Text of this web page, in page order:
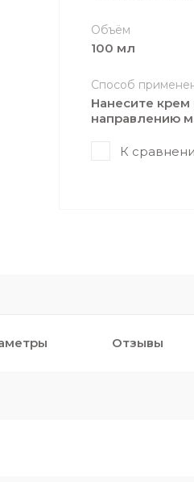
Объём
100 мл
Способ
Нанесите
направлению
К
Отзывы